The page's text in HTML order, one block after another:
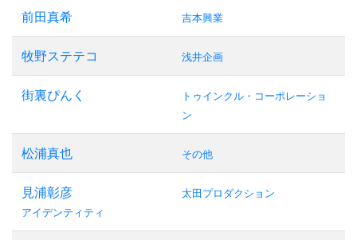
前田真希 吉本興業
牧野ステテコ 浅井企画
街裏ぴんく
トゥインクル・コーポレーショ
ン
松浦真也 その他
見浦彰彦
アイデンティティ
太田プロダクション